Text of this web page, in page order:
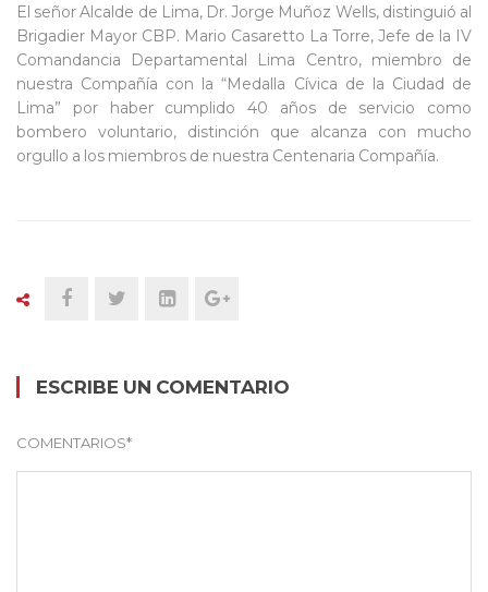
El señor Alcalde de Lima, Dr. Jorge Muñoz Wells, distinguió al
Brigadier Mayor CBP. Mario Casaretto La Torre, Jefe de la IV
Comandancia Departamental Lima Centro, miembro de
nuestra Compañía con la “Medalla Cívica de la Ciudad de
Lima” por haber cumplido 40 años de servicio como
bombero voluntario, distinción que alcanza con mucho
orgullo a los miembros de nuestra Centenaria Compañía.
ESCRIBE UN COMENTARIO
COMENTARIOS*